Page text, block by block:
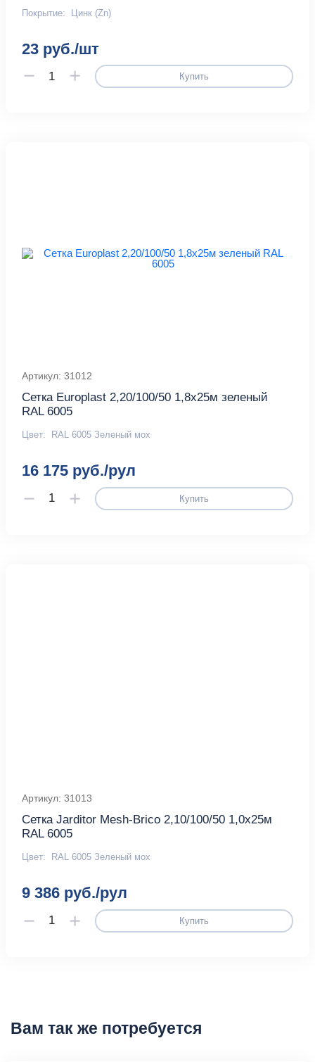
Покрытие: Цинк (Zn)
23 руб./шт
Купить
Артикул: 31012
Сетка Europlast 2,20/100/50 1,8х25м зеленый
RAL 6005
Цвет: RAL 6005 Зеленый мох
16 175 руб./рул
Купить
Артикул: 31013
Сетка Jarditor Mesh-Brico 2,10/100/50 1,0х25м
RAL 6005
Цвет: RAL 6005 Зеленый мох
9 386 руб./рул
Купить
Вам так же потребуется